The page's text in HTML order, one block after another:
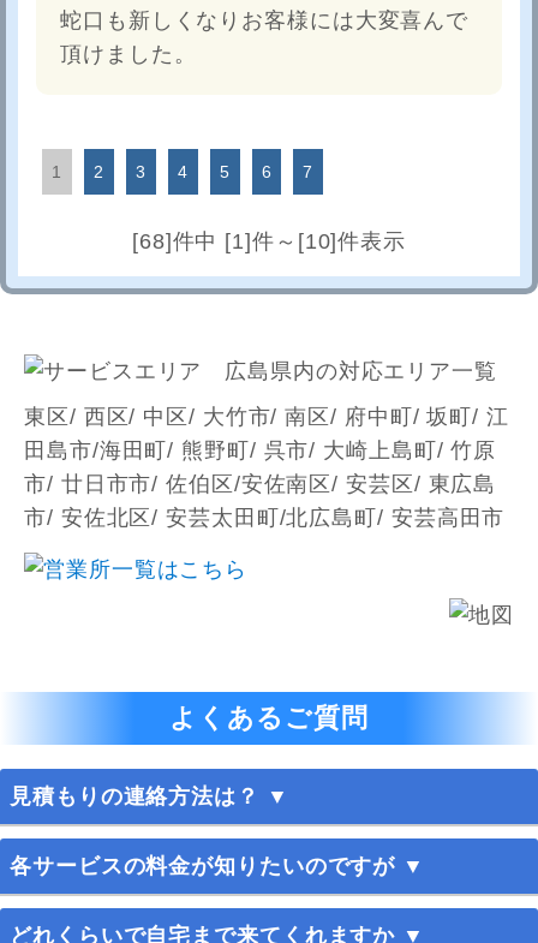
蛇口も新しくなりお客様には大変喜んで
頂けました。
1 2 3 4 5 6 7
[68]件中 [1]件～[10]件表示
東区/ 西区/ 中区/ 大竹市/ 南区/ 府中町/ 坂町/ 江
田島市/海田町/ 熊野町/ 呉市/ 大崎上島町/ 竹原
市/ 廿日市市/ 佐伯区/安佐南区/ 安芸区/ 東広島
市/ 安佐北区/ 安芸太田町/北広島町/ 安芸高田市
よくあるご質問
見積もりの連絡方法は？ ▼
365日お電話、メールにて受け付けております。お
気軽にお問い合わせください。
各サービスの料金が知りたいのですが ▼
料金案内をご覧ください。
どれくらいで自宅まで来てくれますか ▼